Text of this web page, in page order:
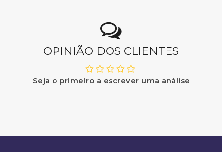
OPINIÃO DOS CLIENTES
Seja o primeiro a escrever uma análise